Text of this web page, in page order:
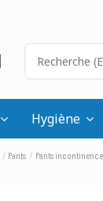
Hygiène
Pants Pants